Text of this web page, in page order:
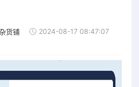
货铺
2024-08-17 08:47:07